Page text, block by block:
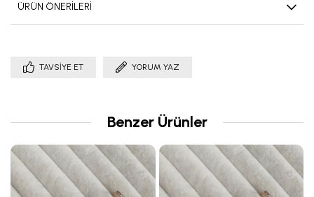
ÜRÜN ÖNERILERI
TAVSIYE ET YORUM YAZ
Benzer Ürünler